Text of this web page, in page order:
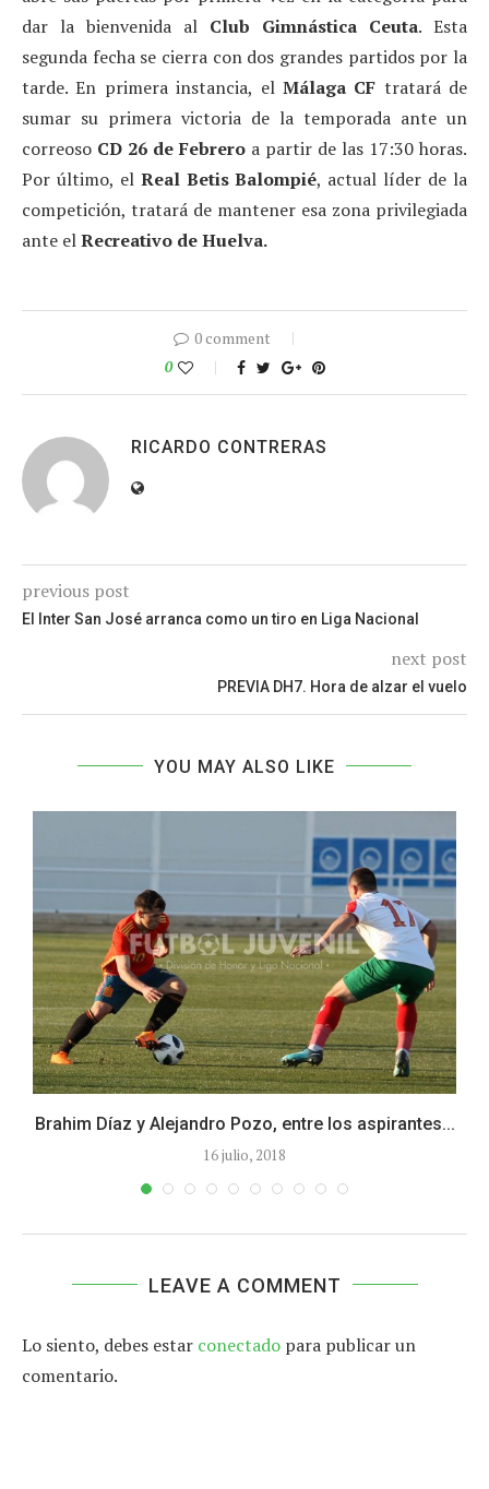
dar la bienvenida al Club Gimnástica Ceuta. Esta
segunda fecha se cierra con dos grandes partidos por la
tarde. En primera instancia, el Málaga CF tratará de
sumar su primera victoria de la temporada ante un
correoso CD 26 de Febrero a partir de las 17:30 horas.
Por último, el Real Betis Balompié, actual líder de la
competición, tratará de mantener esa zona privilegiada
ante elRecreativo de Huelva.
0 comment
0
RICARDO CONTRERAS
previous post
El Inter San José arranca como un tiro en Liga Nacional
next post
PREVIA DH7. Hora de alzar el vuelo
YOU MAY ALSO LIKE
Brahim Díaz y Alejandro Pozo, entre los aspirantes...
16 julio, 2018
LEAVE A COMMENT
Lo siento, debes estar conectado para publicar un
comentario.